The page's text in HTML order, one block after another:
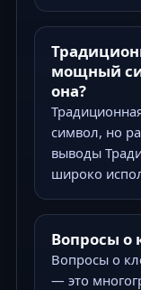
мощный
она?
символ, но
выводы
широко
Вопросы о
Вопросы о
— это